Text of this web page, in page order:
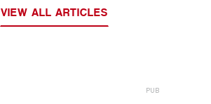
VIEW ALL ARTICLES